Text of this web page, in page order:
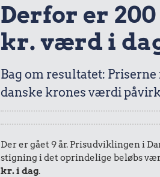
Derfor er 200
kr. værd i
Bag om resultatet: Priserne
danske krones værdi
Der er gået 9 år. Prisudviklingen i
stigning i det oprindelige beløbs
kr. i dag.